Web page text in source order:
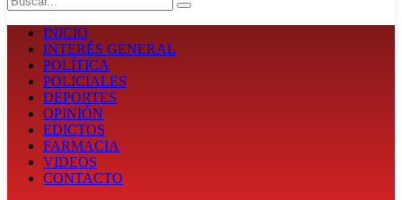
INICIO
INTERÉS GENERAL
POLÍTICA
POLICIALES
DEPORTES
OPINIÓN
EDICTOS
FARMACIA
VIDEOS
CONTACTO